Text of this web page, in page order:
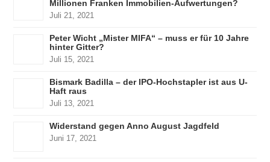
Millionen Franken Immobilien-Aufwertungen?
Juli 21, 2021
Peter Wicht „Mister MIFA“ – muss er für 10 Jahre
hinter Gitter?
Juli 15, 2021
Bismark Badilla – der IPO-Hochstapler ist aus U-
Haft raus
Juli 13, 2021
Widerstand gegen Anno August Jagdfeld
Juni 17, 2021